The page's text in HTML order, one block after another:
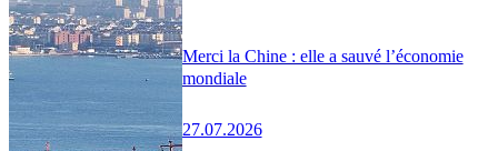
Merci la Chine : elle a sauvé l’économie
mondiale
27.07.2026